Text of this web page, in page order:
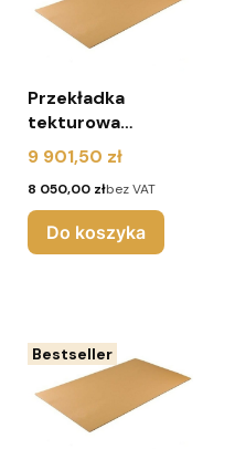
Przekładka
tekturowa
1200x800 mm 3W
(paleta 7000
sztuk)
Cena
9 901,50 zł
Cena
8 050,00 złbez VAT
Do koszyka
Bestseller